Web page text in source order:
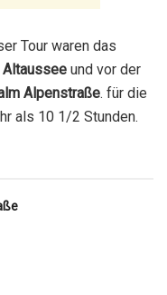
Tour waren das
Altaussee und vor der
Alpenstraße. für die
als 10 1/2 Stunden.